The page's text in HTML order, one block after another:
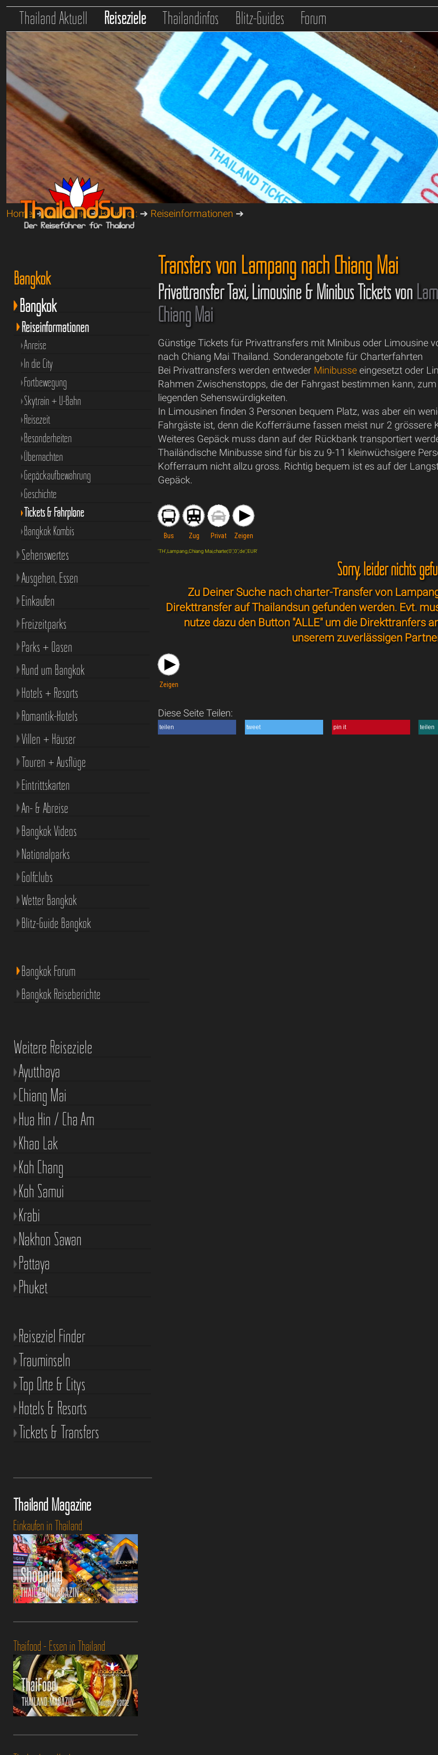
Thailand Aktuell Reiseziele Thailandinfos Blitz-Guides Forum
Home➔Reiseziele➔Bangkok ➔ Reiseinformationen ➔
Transfers von Lampang nach Chiang Mai
Privattransfer Taxi, Limousine & Minibus Tickets von
Chiang Mai
Günstige Tickets für Privattransfers mit Minibus oder Limousine
nach Chiang Mai Thailand. Sonderangebote für Charterfahrten
Bei Privattransfers werden entweder Minibusse eingesetzt oder
Rahmen Zwischenstopps, die der Fahrgast bestimmen kann,
liegenden Sehenswürdigkeiten.
In Limousinen finden 3 Personen bequem Platz, was aber ein
Fahrgäste ist, denn die Kofferräume fassen meist nur 2 grössere
Weiteres Gepäck muss dann auf der Rückbank transportiert
Thailändische Minibusse sind für bis zu 9-11 kleinwüchsigere
Kofferraum nicht allzu gross. Richtig bequem ist es auf der
Gepäck.
Bus Zug Privat Zeigen
'TH',Lampang,Chiang Mai,charter,'0','0','de','EUR'
Sorry, leider nichts
Zu Deiner Suche nach charter-Transfer von
Direkttransfer auf Thailandsun gefunden werden. Evt.
nutze dazu den Button "ALLE" um die Direkttranfers
unserem zuverlässigen
Zeigen
Diese Seite Teilen:
teilen tweet pin it teilen
Bangkok
Bangkok
Reiseinformationen
Anreise
In die City
Fortbewegung
Skytrain + U-Bahn
Reisezeit
Besonderheiten
Übernachten
Gepäckaufbewahrung
Geschichte
Tickets & Fahrpläne
Bangkok Kombis
Sehenswertes
Ausgehen, Essen
Einkaufen
Freizeitparks
Parks + Oasen
Rund um Bangkok
Hotels + Resorts
Romantik-Hotels
Villen + Häuser
Touren + Ausflüge
Eintrittskarten
An- & Abreise
Bangkok Videos
Nationalparks
Golfclubs
Wetter Bangkok
Blitz-Guide Bangkok
Bangkok Forum
Bangkok Reiseberichte
Weitere Reiseziele
Ayutthaya
Chiang Mai
Hua Hin / Cha Am
Khao Lak
Koh Chang
Koh Samui
Krabi
Nakhon Sawan
Pattaya
Phuket
Reiseziel Finder
Trauminseln
Top Orte & Citys
Hotels & Resorts
Tickets & Transfers
Thailand Magazine
Einkaufen in Thailand
Thaifood - Essen in Thailand